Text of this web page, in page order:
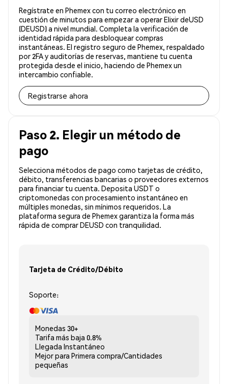
Regístrate en Phemex con tu correo electrónico en
cuestión de minutos para empezar a operar Elixir deUSD
(DEUSD) a nivel mundial. Completa la verificación de
identidad rápida para desbloquear compras
instantáneas. El registro seguro de Phemex, respaldado
por 2FA y auditorías de reservas, mantiene tu cuenta
protegida desde el inicio, haciendo de Phemex un
intercambio confiable.
Registrarse ahora
Paso 2. Elegir un método de
pago
Selecciona métodos de pago como tarjetas de crédito,
débito, transferencias bancarias o proveedores externos
para financiar tu cuenta. Deposita USDT o
criptomonedas con procesamiento instantáneo en
múltiples monedas, sin mínimos requeridos. La
plataforma segura de Phemex garantiza la forma más
rápida de comprar DEUSD con tranquilidad.
Tarjeta de Crédito/Débito
Soporte:
Monedas 30+
Tarifa más baja 0.8%
Llegada Instantáneo
Mejor para Primera compra/Cantidades
pequeñas